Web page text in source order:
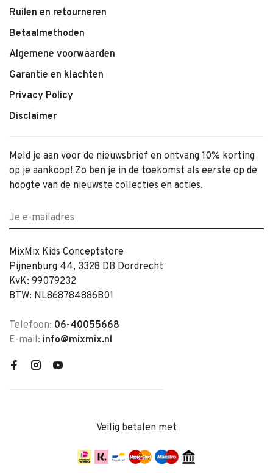
Ruilen en retourneren
Betaalmethoden
Algemene voorwaarden
Garantie en klachten
Privacy Policy
Disclaimer
Meld je aan voor de nieuwsbrief en ontvang 10% korting
op je aankoop! Zo ben je in de toekomst als eerste op de
hoogte van de nieuwste collecties en acties.
MixMix Kids Conceptstore
Pijnenburg 44, 3328 DB Dordrecht
KvK: 99079232
BTW: NL868784886B01
Telefoon: 06-40055668
E-mail: info@mixmix.nl
Veilig betalen met